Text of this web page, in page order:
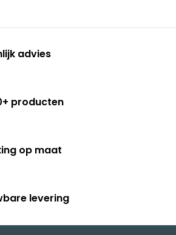
advies
producten
op maat
levering